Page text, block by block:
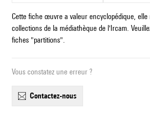
Cette fiche œuvre a valeur encyclopédique, elle
collections de la médiathèque de l'Ircam.
fiches "partitions".
Vous constatez une erreur ?
contactez-nous